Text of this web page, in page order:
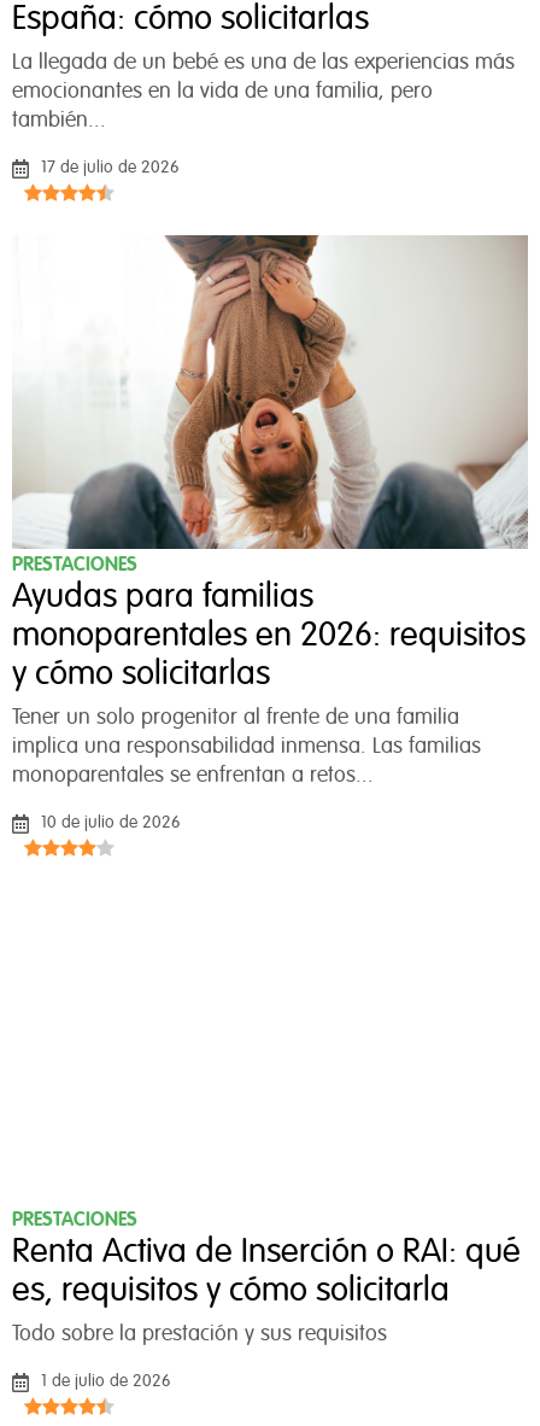
España: cómo solicitarlas
La llegada de un bebé es una de las experiencias más
emocionantes en la vida de una familia, pero
también...
17 de julio de 2026
PRESTACIONES
Ayudas para familias
monoparentales en 2026: requisitos
y cómo solicitarlas
Tener un solo progenitor al frente de una familia
implica una responsabilidad inmensa. Las familias
monoparentales se enfrentan a retos...
10 de julio de 2026
PRESTACIONES
Renta Activa de Inserción o RAI: qué
es, requisitos y cómo solicitarla
Todo sobre la prestación y sus requisitos
1 de julio de 2026